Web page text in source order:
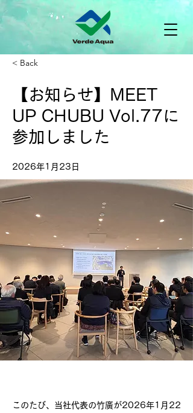
< Back
【お知らせ】MEET
UP CHUBU Vol.77に
参加しました
2026年1月23日
このたび、当社代表の竹廣が2026年1月22